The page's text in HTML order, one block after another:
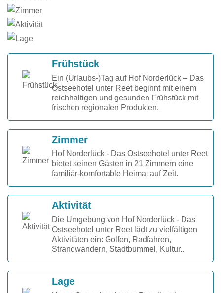
Frühstück
Ein (Urlaubs-)Tag auf Hof Norderlück – Das
Ostseehotel unter Reet beginnt mit einem
reichhaltigen und gesunden Frühstück mit
frischen regionalen Produkten.
Zimmer
Hof Norderlück - Das Ostseehotel unter Reet
bietet seinen Gästen in 21 Zimmern eine
familiär-komfortable Heimat auf Zeit.
Aktivität
Die Umgebung von Hof Norderlück - Das
Ostseehotel unter Reet lädt zu vielfältigen
Aktivitäten ein: Golfen, Radfahren,
Strandwandern, Stadtbummel, Kultur..
Lage